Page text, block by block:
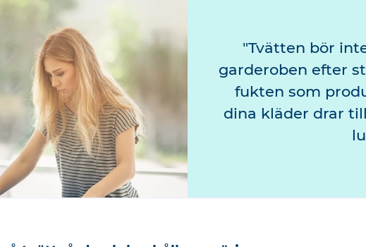
Tvätten bör
garderoben efter
fukten som
dina kläder drar